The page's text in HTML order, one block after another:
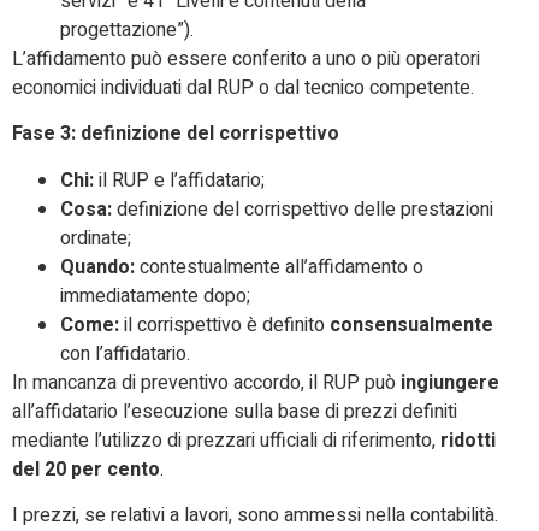
progettazione”).
L’affidamento può essere conferito a uno o più operatori
economici individuati dal RUP o dal tecnico competente.
Fase 3: definizione del corrispettivo
Chi:il RUP e l’affidatario;
Cosa:definizione del corrispettivo delle prestazioni
ordinate;
Quando:contestualmente all’affidamento o
immediatamente dopo;
Come:il corrispettivo è definito consensualmente
con l’affidatario.
In mancanza di preventivo accordo, il RUP può ingiungere
all’affidatario l’esecuzione sulla base di prezzi definiti
mediante l’utilizzo di prezzari ufficiali di riferimento, ridotti
del 20 per cento.
I prezzi, se relativi a lavori, sono ammessi nella contabilità.